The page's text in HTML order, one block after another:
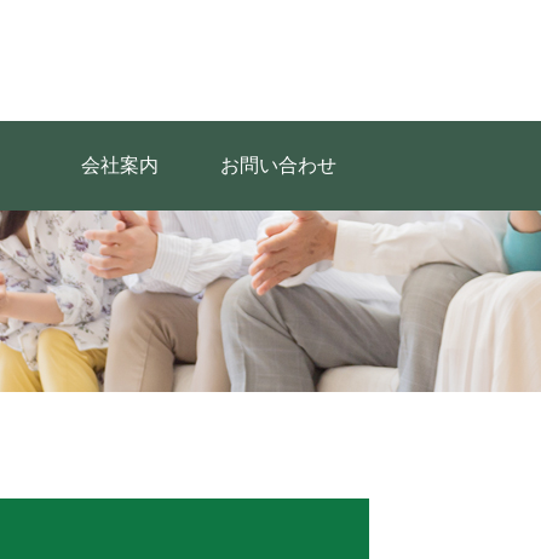
会社案内 お問い合わせ